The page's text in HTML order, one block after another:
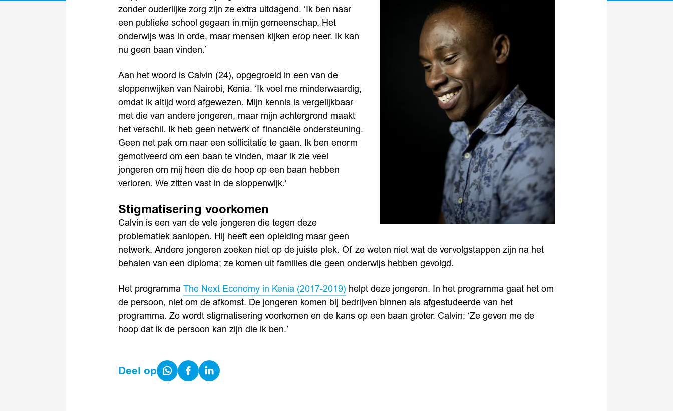
zonder ouderlijke zorg zijn ze extra uitdagend. ‘Ik ben naar
een publieke school gegaan in mijn gemeenschap. Het
onderwijs was in orde, maar mensen kijken erop neer. Ik kan
nu geen baan vinden.’
Aan het woord is Calvin (24), opgegroeid in een van de
sloppenwijken van Nairobi, Kenia. ‘Ik voel me minderwaardig,
omdat ik altijd word afgewezen. Mijn kennis is vergelijkbaar
met die van andere jongeren, maar mijn achtergrond maakt
het verschil. Ik heb geen netwerk of financiële ondersteuning.
Geen net pak om naar een sollicitatie te gaan. Ik ben enorm
gemotiveerd om een baan te vinden, maar ik zie veel
jongeren om mij heen die de hoop op een baan hebben
verloren. We zitten vast in de sloppenwijk.’
Stigmatisering voorkomen
Calvin is een van de vele jongeren die tegen deze
problematiek aanlopen. Hij heeft een opleiding maar geen
netwerk. Andere jongeren zoeken niet op de juiste plek. Of ze weten niet wat de vervolgstappen zijn na het
behalen van een diploma; ze komen uit families die geen onderwijs hebben gevolgd.
Het programma The Next Economy in Kenia (2017-2019) helpt deze jongeren. In het programma gaat het om
de persoon, niet om de afkomst. De jongeren komen bij bedrijven binnen als afgestudeerde van het
programma. Zo wordt stigmatisering voorkomen en de kans op een baan groter. Calvin: ‘Ze geven me de
hoop dat ik de persoon kan zijn die ik ben.’
Deel opShare
on
Share
on
Share
on